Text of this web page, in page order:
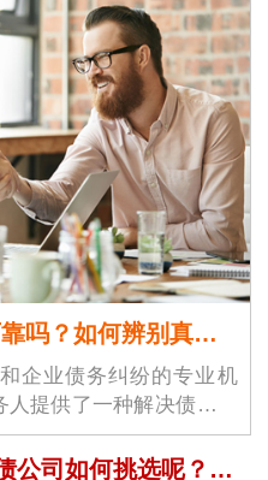
中山揭秘收债公司都可靠吗？如何辨别真假！
企业债务纠纷的专业机
提供了一种解决债务问
场…
中山分析讨债公司如何挑选呢？需要注意什么细节？